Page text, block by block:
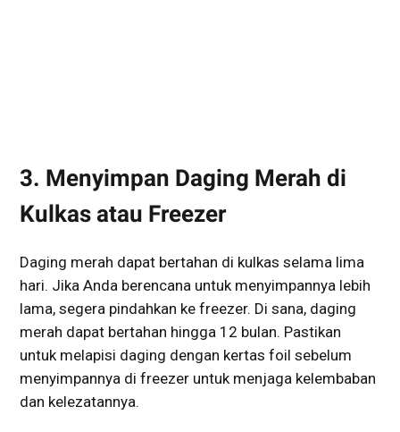
3. Menyimpan Daging Merah di
Kulkas atau Freezer
Daging merah dapat bertahan di kulkas selama lima
hari. Jika Anda berencana untuk menyimpannya lebih
lama, segera pindahkan ke freezer. Di sana, daging
merah dapat bertahan hingga 12 bulan. Pastikan
untuk melapisi daging dengan kertas foil sebelum
menyimpannya di freezer untuk menjaga kelembaban
dan kelezatannya.